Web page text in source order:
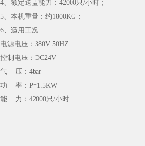
4、额定送盖能力：42000只/小时；
5、本机重量：约1800KG；
6、适用工况:
电源电压：380V 50HZ
控制电压：DC24V
气 压：4bar
功 率：P=1.5KW
能 力：42000只/小时